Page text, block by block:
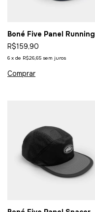
Boné Five Panel Running
R$159,90
6 x de R$26,65 sem juros